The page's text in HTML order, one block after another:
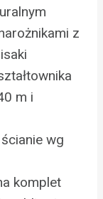
z
m i
wg
komplet